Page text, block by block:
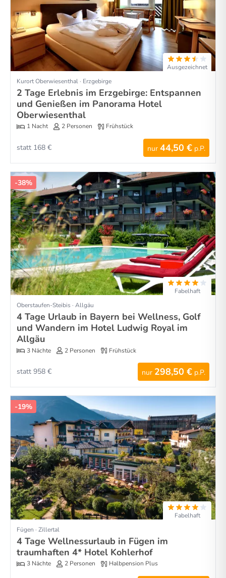
Ausgezeichnet
Kurort Oberwiesenthal · Erzgebirge
2 Tage Erlebnis im Erzgebirge: Entspannen
und Genießen im Panorama Hotel
Oberwiesenthal
1 Nacht 2 Personen Frühstück
nur 44,50 € p.P.
statt 168 €
-38%
Fabelhaft
Oberstaufen-Steibis · Allgäu
4 Tage Urlaub in Bayern bei Wellness, Golf
und Wandern im Hotel Ludwig Royal im
Allgäu
3 Nächte 2 Personen Frühstück
nur 298,50 € p.P.
statt 958 €
-19%
Fabelhaft
Fügen · Zillertal
4 Tage Wellnessurlaub in Fügen im
traumhaften 4* Hotel Kohlerhof
3 Nächte 2 Personen Halbpension Plus